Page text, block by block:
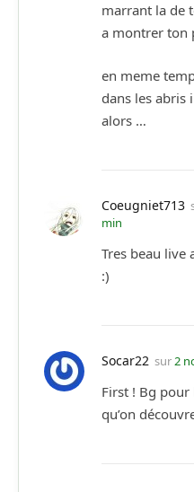
marrant la de
a montrer ton
en meme
dans les abris
alors …
Coeugniet713
min
Tres beau live
:)
Socar22 sur2
First ! Bg pour
qu’on